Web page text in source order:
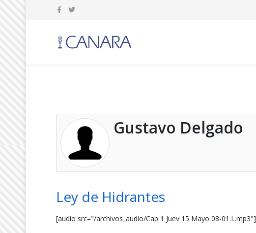
Gustavo Delgado
Ley de Hidrantes
[audio src="/archivos_audio/Cap 1 Juev 15 Mayo 08-01.L.mp3"]